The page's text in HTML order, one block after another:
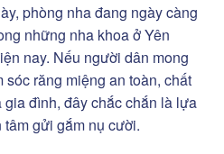
phòng nha đang ngày càng
những nha khoa ở Yên
nay. Nếu người dân mong
sóc răng miệng an toàn, chất
đình, đây chắc chắn là lựa
gửi gắm nụ cười.